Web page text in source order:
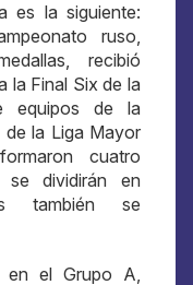
es la siguiente:
ruso,
recibió
la Final Six de la
equipos de la
de la Liga Mayor
cuatro
se dividirán en
también se
en el Grupo A,